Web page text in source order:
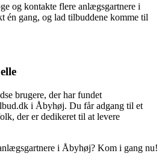
og kontakte flere anlægsgartnere i
én gang, og lad tilbuddene komme til
brugere, der har fundet
i Åbyhøj. Du får adgang til et
der er dedikeret til at levere
i Åbyhøj? Kom i gang nu!